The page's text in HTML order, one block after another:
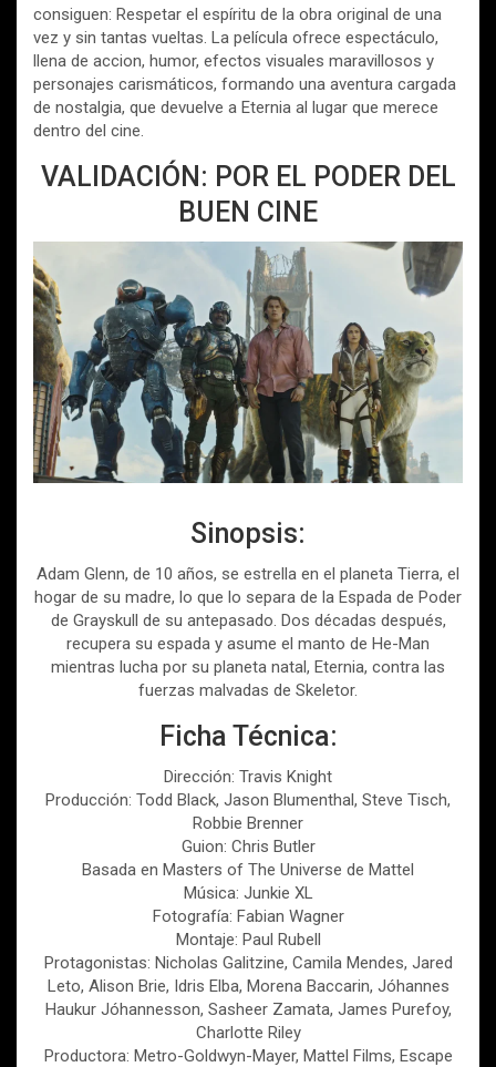
consiguen: Respetar el espíritu de la obra original de una
vez y sin tantas vueltas. La película ofrece espectáculo,
llena de accion, humor, efectos visuales maravillosos y
personajes carismáticos, formando una aventura cargada
de nostalgia, que devuelve a Eternia al lugar que merece
dentro del cine.
VALIDACIÓN: POR EL PODER DEL
BUEN CINE
Sinopsis:
Adam Glenn, de 10 años, se estrella en el planeta Tierra, el
hogar de su madre, lo que lo separa de la Espada de Poder
de Grayskull de su antepasado. Dos décadas después,
recupera su espada y asume el manto de He-Man
mientras lucha por su planeta natal, Eternia, contra las
fuerzas malvadas de Skeletor.
Ficha Técnica:
Dirección: Travis Knight
Producción: Todd Black, Jason Blumenthal, Steve Tisch,
Robbie Brenner
Guion: Chris Butler
Basada en Masters of The Universe de Mattel
Música: Junkie XL
Fotografía: Fabian Wagner
Montaje: Paul Rubell
Protagonistas: Nicholas Galitzine, Camila Mendes, Jared
Leto, Alison Brie, Idris Elba, Morena Baccarin, Jóhannes
Haukur Jóhannesson, Sasheer Zamata, James Purefoy,
Charlotte Riley
Productora: Metro-Goldwyn-Mayer, Mattel Films, Escape